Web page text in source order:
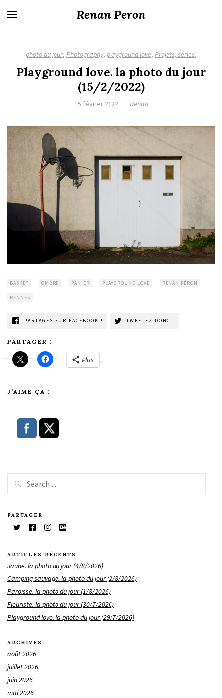
Renan Peron
photo du jour, Photography, playground love, Projets, séries.
Playground love. la photo du jour
(15/2/2022)
15 février 2022 · Renan
BASKET OMBRE PANIER PLAYGROUND LOVE RENAN PÉRON
RENNES
PARTAGES SUR FACEBOOK ! TWEETEZ DONC !
PARTAGER :
Plus
J’AIME ÇA :
PARTAGER
ARTICLES RÉCENTS
Jaune. la photo du jour (4/8/2026)
Camping sauvage. la photo du jour (2/8/2026)
Paroisse. la photo du jour (1/8/2026)
Fleuriste. la photo du jour (30/7/2026)
Playground love. la photo du jour (29/7/2026)
ARCHIVES
août 2026
juillet 2026
juin 2026
mai 2026